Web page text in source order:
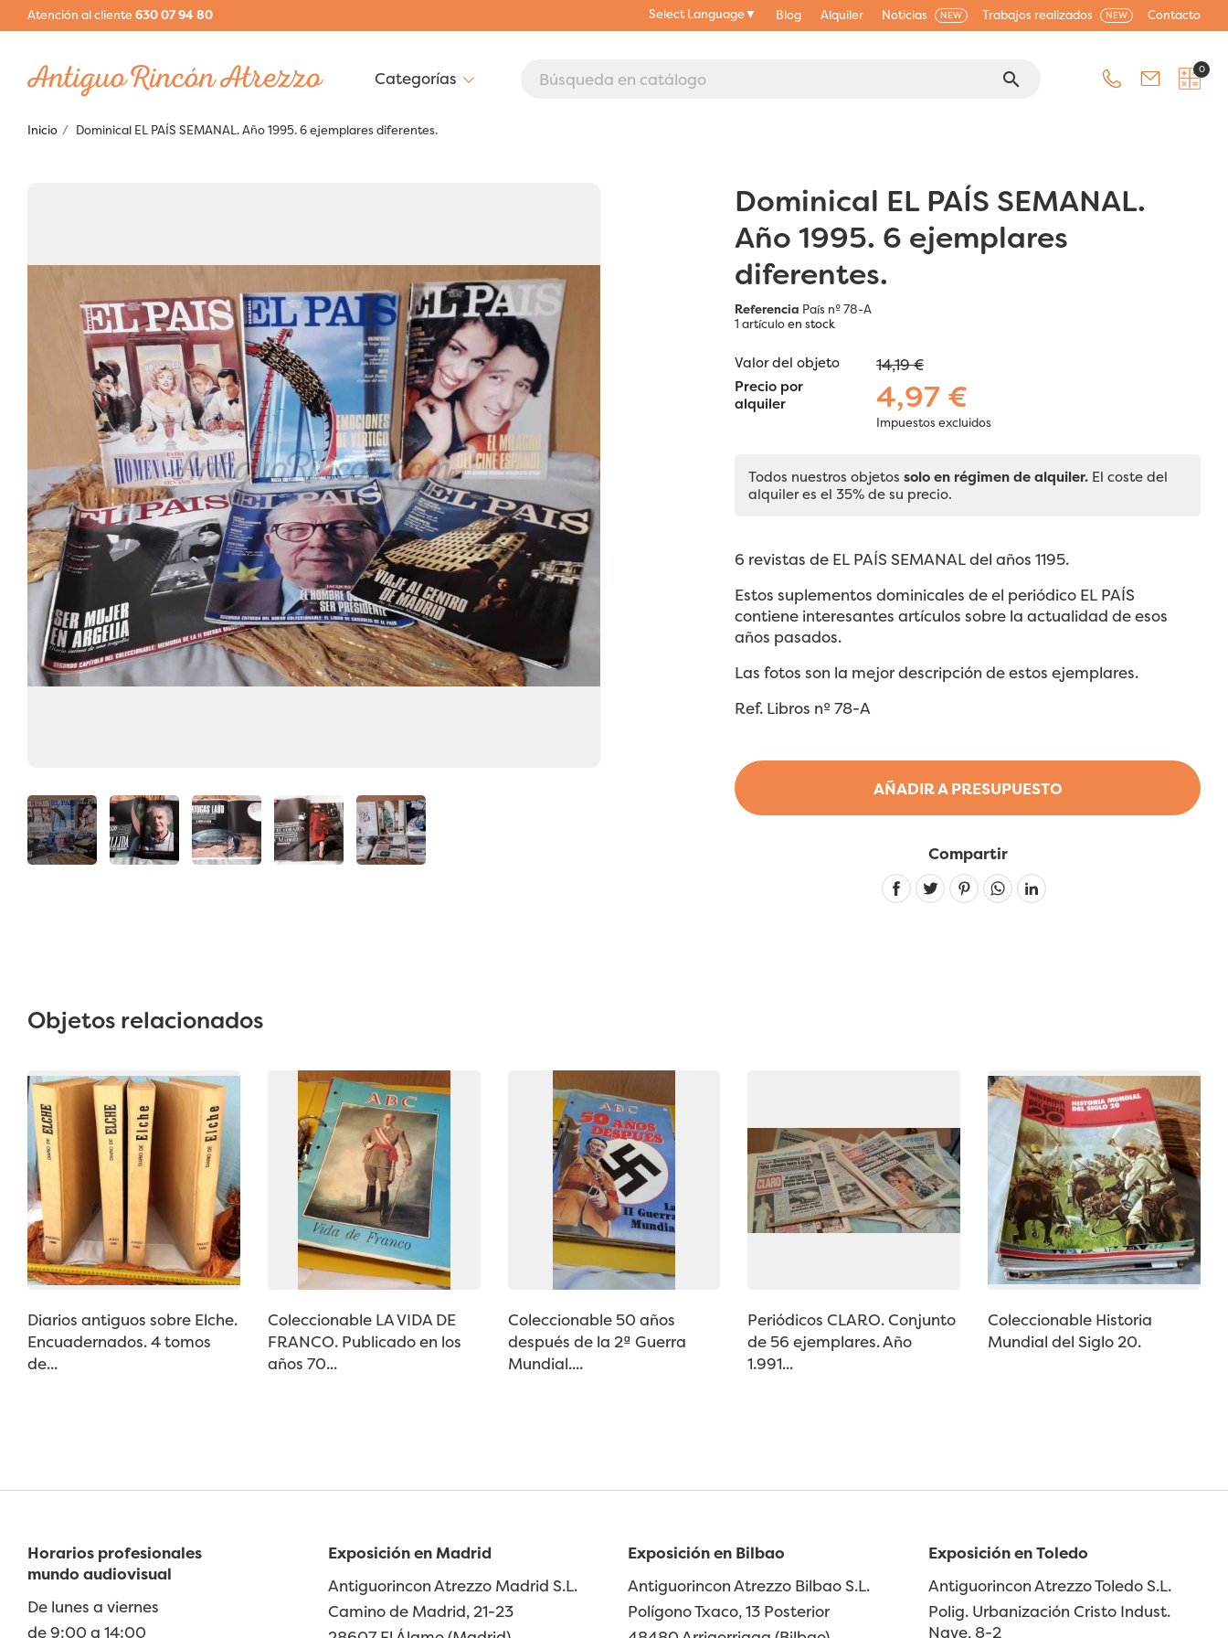
Atención al cliente630 07 94 80 Select Language▼ Blog Alquiler Noticias NEW Trabajos realizados NEW Contacto
search 0
Inicio Dominical EL PAÍS SEMANAL. Año 1995. 6 ejemplares diferentes.
Dominical EL PAÍS SEMANAL.
Año 1995. 6 ejemplares
diferentes.
Referencia País nº 78-A
1 artículoen stock
AÑADIR A PRESUPUESTO
Valor del objeto 14,19 €
Precio por
alquiler
4,97 €
Impuestos excluidos
Todos nuestros objetos solo en régimen de alquiler. El coste del
alquiler es el 35% de su precio.
6 revistas de EL PAÍS SEMANAL del años 1195.
Estos suplementos dominicales de el periódico EL PAÍS
contiene interesantes artículos sobre la actualidad de esos
años pasados.
Las fotos son la mejor descripción de estos ejemplares.
Ref. Libros nº 78-A
Compartir
Linkedin
Objetos relacionados
Diarios antiguos sobre Elche.
Encuadernados. 4 tomos
de...
Coleccionable LA VIDA DE
FRANCO. Publicado en los
años 70...
Coleccionable 50 años
después de la 2ª Guerra
Mundial....
Periódicos CLARO. Conjunto
de 56 ejemplares. Año
1.991...
Coleccionable Historia
Mundial del Siglo 20.
Horarios profesionales
mundo audiovisual
De lunes a viernes
de 9:00 a 14:00
Exposición en Madrid
Antiguorincon Atrezzo Madrid S.L.
Camino de Madrid, 21-23
Exposición en Bilbao
Antiguorincon Atrezzo Bilbao S.L.
Polígono Txaco, 13 Posterior
Exposición en Toledo
Antiguorincon Atrezzo Toledo S.L.
Polig. Urbanización Cristo Indust.
Nave, 8-2